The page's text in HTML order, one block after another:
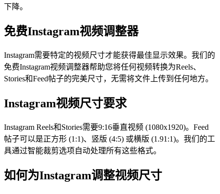
下降。
免费Instagram视频调整器
Instagram需要特定的视频尺寸才能获得最佳显示效果。我们的
免费Instagram视频调整器帮助您将任何视频转换为Reels、
Stories和Feed帖子的完美尺寸，无需将文件上传到任何地方。
Instagram视频尺寸要求
Instagram Reels和Stories需要9:16垂直视频 (1080x1920)。Feed
帖子可以是正方形 (1:1)、竖版 (4:5) 或横版 (1.91:1)。我们的工
具通过智能裁剪选项自动处理所有这些格式。
如何为Instagram调整视频尺寸